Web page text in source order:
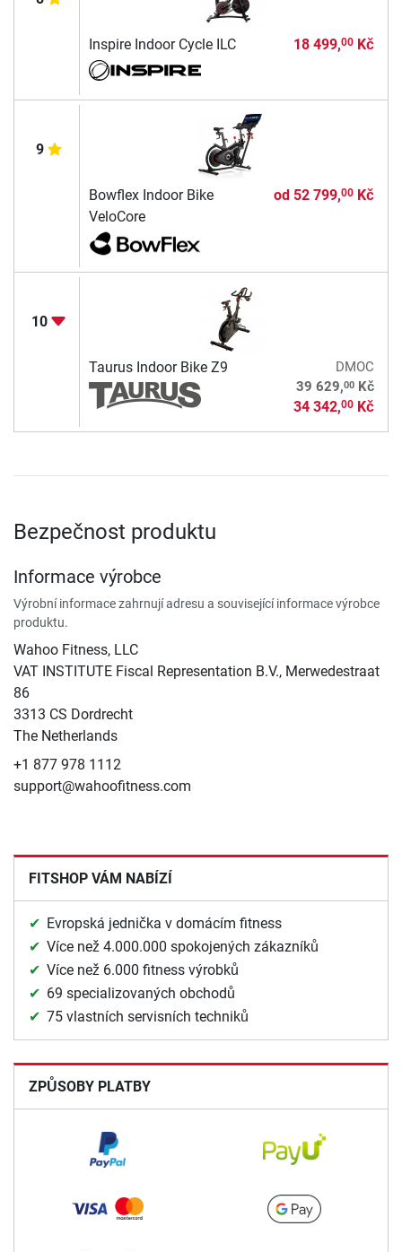
Inspire Indoor Cycle ILC 18 499,00Kč
9
Bowflex Indoor Bike
VeloCore
od 52 799,00Kč
10
Taurus Indoor Bike Z9
DMOC
39 629,00Kč
34 342,00Kč
Bezpečnost produktu
Informace výrobce
Výrobní informace zahrnují adresu a související informace výrobce
produktu.
Wahoo Fitness, LLC
VAT INSTITUTE Fiscal Representation B.V., Merwedestraat
86
3313 CS Dordrecht
The Netherlands
+1 877 978 1112
support@wahoofitness.com
FITSHOP VÁM NABÍZÍ
Evropská jednička v domácím fitness
Více než 4.000.000 spokojených zákazníků
Více než 6.000 fitness výrobků
69 specializovaných obchodů
75 vlastních servisních techniků
ZPŮSOBY PLATBY